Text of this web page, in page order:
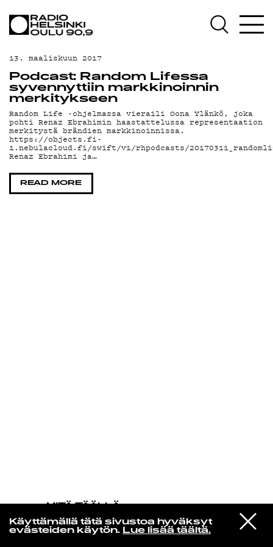
Käyttämällä tätä sivustoa hyväksyt
evästeiden käytön. Lue lisää täältä.
VIESTI
STUDIOON
MITÄ TÄÄLLÄ
Jorja Smith
Lost & Found
AJANKOHTAISTA
OHJELMAT
TEKIJÄT
ON-DEMAND
PODCAST
MAINOSTA
YHTEYSTIEDOT
13. maaliskuun 2017
Podcast: Random Lifessa
syvennyttiin markkinoinnin
merkitykseen
Random Life -ohjelmassa vieraili Oona Ylänkö, joka
pohti Renaz Ebrahimin haastattelussa representaation
merkitystä brändien markkinoinnissa.
https://objects.fi-
1.nebulacloud.fi/swift/v1/rhpodcasts/
Renaz Ebrahimi ja…
READ MORE